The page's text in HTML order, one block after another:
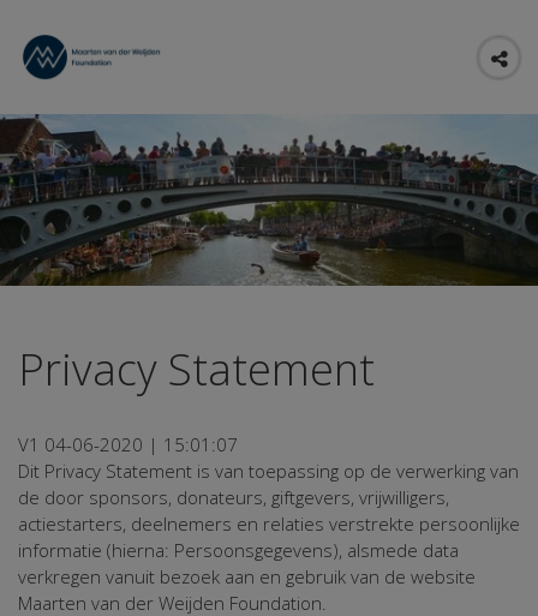
Privacy Statement
V1 04-06-2020 | 15:01:07
Dit Privacy Statement is van toepassing op de verwerking van
de door sponsors, donateurs, giftgevers, vrijwilligers,
actiestarters, deelnemers en relaties verstrekte persoonlijke
informatie (hierna: Persoonsgegevens), alsmede data
verkregen vanuit bezoek aan en gebruik van de website
Maarten van der Weijden Foundation.